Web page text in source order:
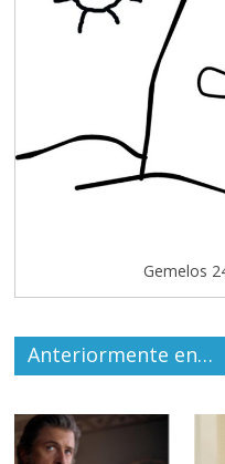
Gemelos
Anteriormente en…